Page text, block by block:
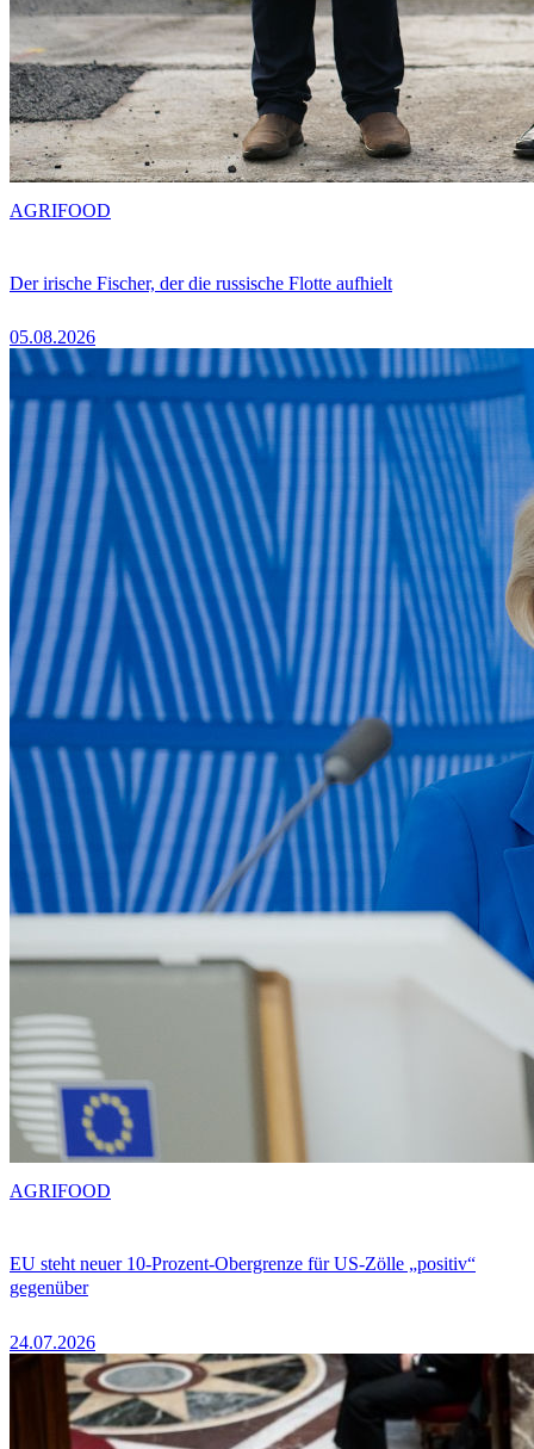
Der irische Fischer, der die russische Flotte aufhielt
05.08.2026
AGRIFOOD
EU steht neuer 10-Prozent-Obergrenze für US-Zölle „positiv“
gegenüber
24.07.2026
AGRIFOOD